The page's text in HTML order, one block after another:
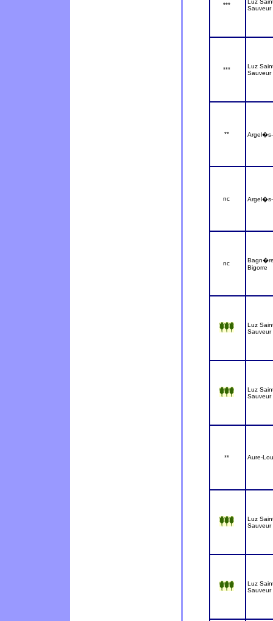
***
Luz
Sauveur
***
Luz
Sauveur
**
nc
nc
Bigorre
Luz
Sauveur
Luz
Sauveur
** Aure-
Luz
Sauveur
Luz
Sauveur